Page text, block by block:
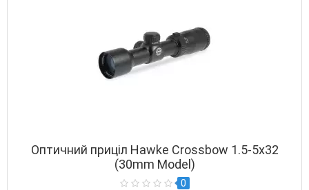
Оптичний приціл Hawke Crossbow 1.5-5х32
(30mm Model)
0